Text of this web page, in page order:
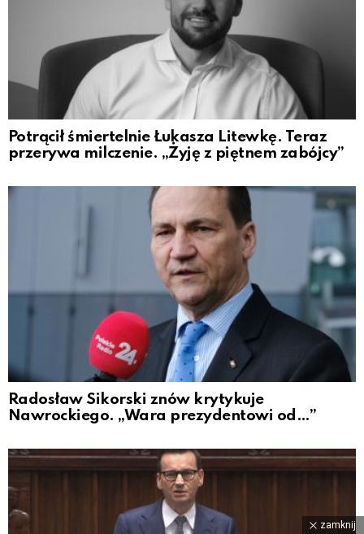
Potrącił śmiertelnie Łukasza Litewkę. Teraz
przerywa milczenie. „Żyję z piętnem zabójcy”
Radosław Sikorski znów krytykuje
Nawrockiego. „Wara prezydentowi od…”
zamknij